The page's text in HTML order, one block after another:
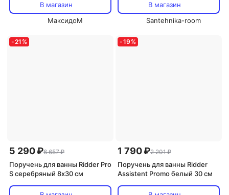
В магазин
МаксидоМ
В магазин
Santehnika-room
-21 %
5 290 ₽6 657 ₽
Поручень для ванны Ridder Pro
S серебряный 8х30 см
-19 %
1 790 ₽2 201 ₽
Поручень для ванны Ridder
Assistent Promo белый 30 см